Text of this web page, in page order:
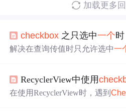
加载更多回
checkbox 之只选中一个
解决在查询传值时只允许选中一
态，而prop()适用于处理固有属
125752972,13179825,R语言读取
RecyclerView中使用
在使用RecyclerView时，遇到